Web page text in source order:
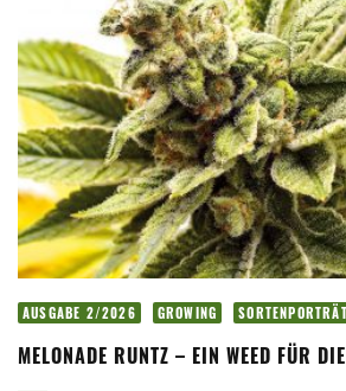
AUSGABE 2/2026 GROWING SORTENPORTRÄT
MELONADE RUNTZ – EIN WEED FÜR